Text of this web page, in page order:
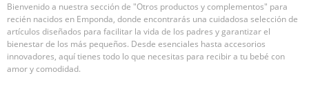
Bienvenido a nuestra sección de "Otros productos y complementos" para
recién nacidos en Emponda, donde encontrarás una cuidadosa selección de
artículos diseñados para facilitar la vida de los padres y garantizar el
bienestar de los más pequeños. Desde esenciales hasta accesorios
innovadores, aquí tienes todo lo que necesitas para recibir a tu bebé con
amor y comodidad.